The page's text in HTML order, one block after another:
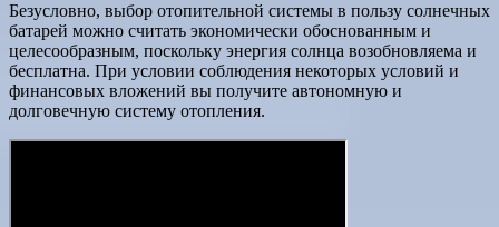
Безусловно, выбор отопительной системы в пользу солнечных
батарей можно считать экономически обоснованным и
целесообразным, поскольку энергия солнца возобновляема и
бесплатна. При условии соблюдения некоторых условий и
финансовых вложений вы получите автономную и
долговечную систему отопления.